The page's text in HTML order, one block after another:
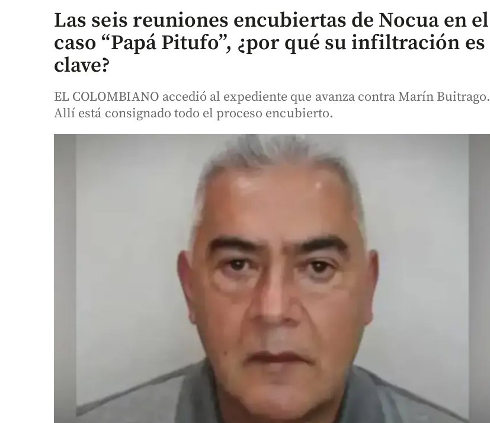
Las seis reuniones encubiertas de Nocua en el
caso “Papá Pitufo”, ¿por qué su infiltración es
clave?
EL COLOMBIANO accedió al expediente que avanza contra Marín Buitrago.
Allí está consignado todo el proceso encubierto.